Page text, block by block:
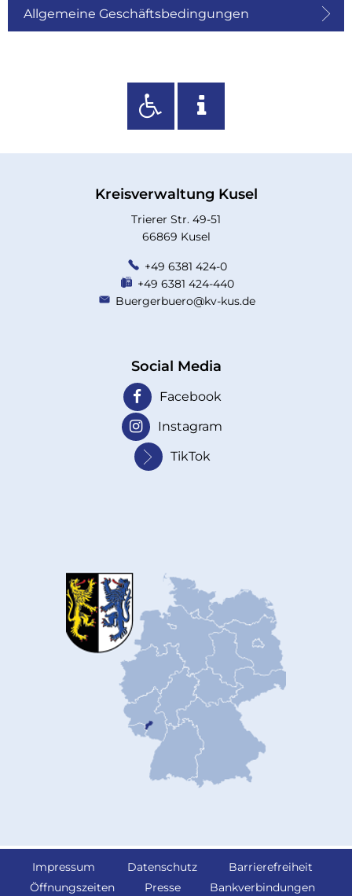
Allgemeine Geschäftsbedingungen
Kreisverwaltung Kusel
Trierer Str. 49-51
66869 Kusel
+49 6381 424-0
+49 6381 424-440
Buergerbuero@kv-kus.de
Social Media
Facebook
Instagram
TikTok
Impressum Datenschutz
Barrierefreiheit
Öffnungszeiten
Presse Bankverbindungen